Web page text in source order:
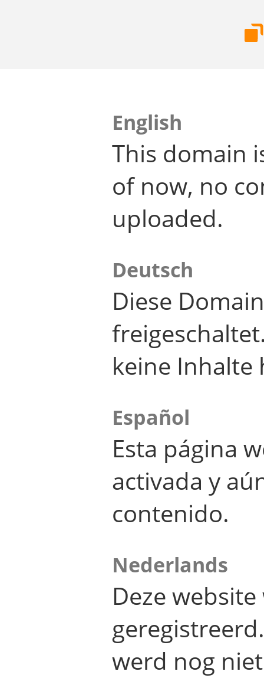
English
This domain
of now, no
uploaded.
Deutsch
Diese
keine Inhalte
Español
Esta página
activada y
contenido.
Nederlands
Deze
werd nog